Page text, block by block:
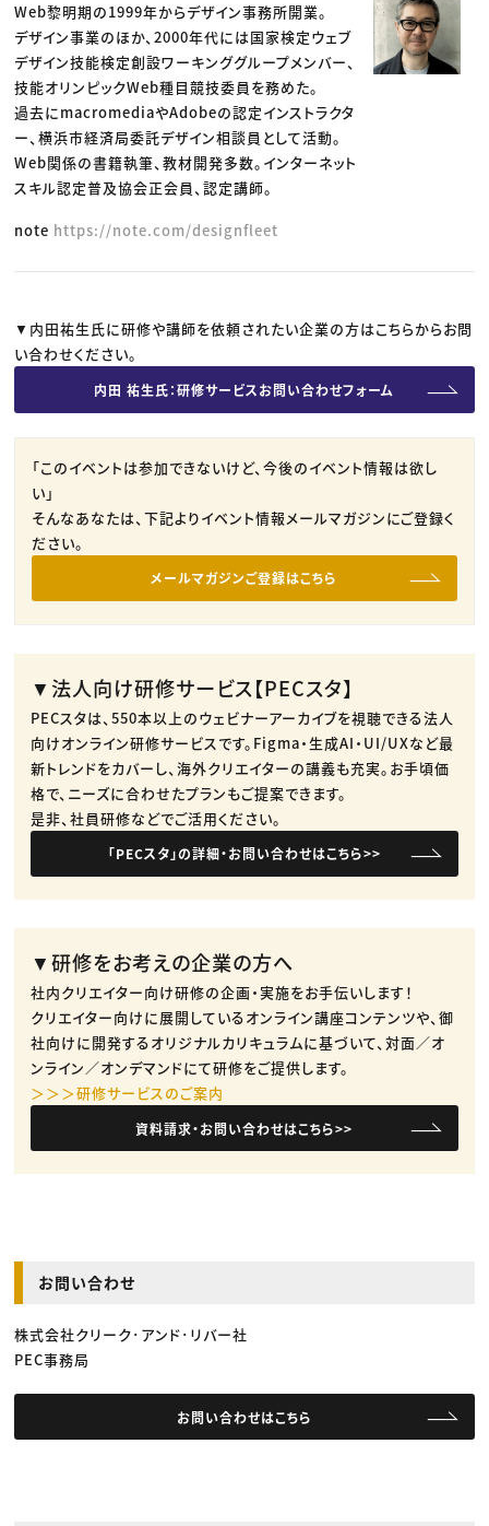
Web黎明期の1999年からデザイン事務所開業。
デザイン事業のほか、2000年代には国家検定ウェブ
デザイン技能検定創設ワーキンググループメンバー、
技能オリンピックWeb種目競技委員を務めた。
過去にmacromediaやAdobeの認定インストラクタ
ー、横浜市経済局委託デザイン相談員として活動。
Web関係の書籍執筆、教材開発多数。インターネット
スキル認定普及協会正会員、認定講師。
note https://note.com/designfleet
▼内田祐生氏に研修や講師を依頼されたい企業の方はこちらからお問
い合わせください。
内田 祐生氏：研修サービスお問い合わせフォーム
「このイベントは参加できないけど、今後のイベント情報は欲し
い」
そんなあなたは、下記よりイベント情報メールマガジンにご登録く
ださい。
メールマガジンご登録はこちら
▼法人向け研修サービス【PECスタ】
PECスタは、550本以上のウェビナーアーカイブを視聴できる法人
向けオンライン研修サービスです。​Figma・生成AI・UI/UXなど最
新トレンドをカバーし、海外クリエイターの講義も充実。​お手頃価
格で、ニーズに合わせたプランもご提案できます。​
是非、社員研修などでご活用ください。​
「PECスタ」の詳細・お問い合わせはこちら>>
▼研修をお考えの企業の方へ
社内クリエイター向け研修の企画・実施をお手伝いします！
クリエイター向けに展開しているオンライン講座コンテンツや、御
社向けに開発するオリジナルカリキュラムに基づいて、対面／オ
ンライン／オンデマンドにて研修をご提供します。
＞＞＞研修サービスのご案内
資料請求・お問い合わせはこちら>>
お問い合わせ
株式会社クリーク･アンド･リバー社
PEC事務局
お問い合わせはこちら